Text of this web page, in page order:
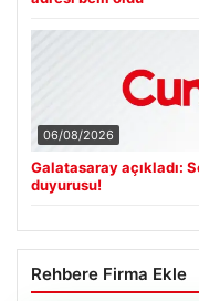
06/08/2026
Galatasaray açıkladı:
duyurusu!
Rehbere Firma Ekle